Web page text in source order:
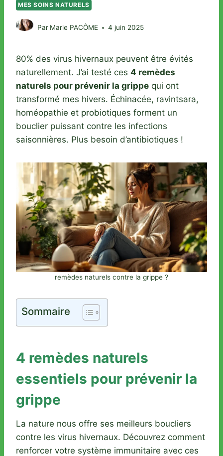
MES SOINS NATURELS
Par Marie PACÔME 4 juin 2025
80% des virus hivernaux peuvent être évités
naturellement. J’ai testé ces 4 remèdes
naturels pour prévenir la grippe qui ont
transformé mes hivers. Échinacée, ravintsara,
homéopathie et probiotiques forment un
bouclier puissant contre les infections
saisonnières. Plus besoin d’antibiotiques !
remèdes naturels contre la grippe ?
Sommaire
4 remèdes naturels
essentiels pour prévenir la
grippe
La nature nous offre ses meilleurs boucliers
contre les virus hivernaux. Découvrez comment
renforcer votre système immunitaire avec ces